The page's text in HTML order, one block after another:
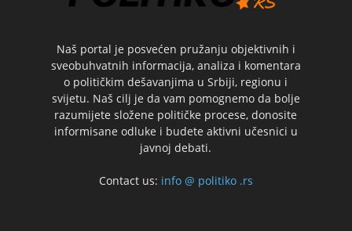
Naš portal je posvećen pružanju objektivnih i
sveobuhvatnih informacija, analiza i komentara
o političkim dešavanjima u Srbiji, regionu i
svijetu. Naš cilj je da vam pomognemo da bolje
razumijete složene političke procese, donosite
informisane odluke i budete aktivni učesnici u
javnoj debati.
Contact us: info @ politiko .rs